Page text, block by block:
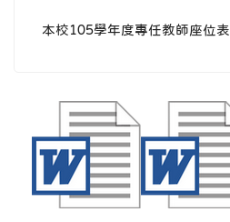
本校105學年度專任教師座位表